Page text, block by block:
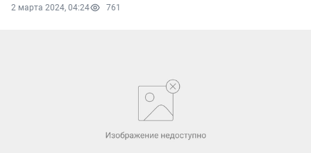
2 марта 2024, 04:24 761